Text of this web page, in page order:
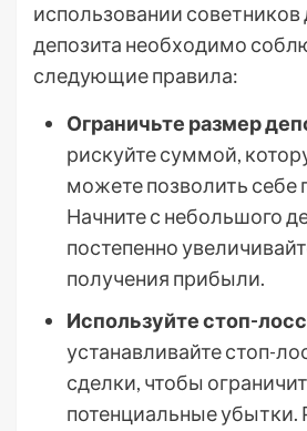
использовании советников
депозита необходимо
следующие правила:
Ограничьте размер
рискуйте суммой,
можете позволить себе
Начните с небольшого
постепенно
получения прибыли.
Используйте стоп-
устанавливайте стоп-
сделки, чтобы
потенциальные убытки.